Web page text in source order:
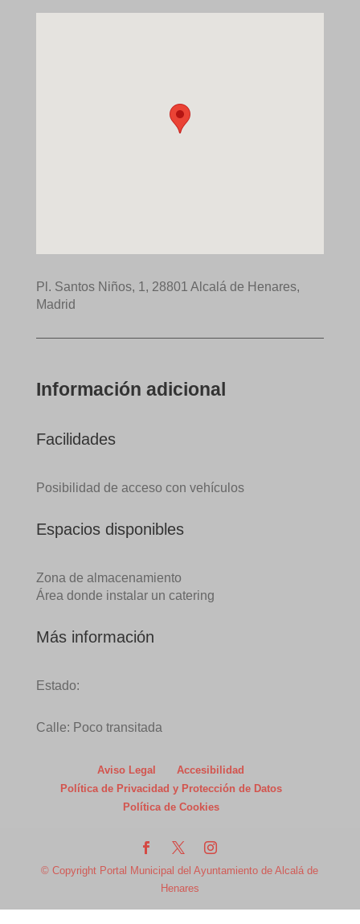
Pl. Santos Niños, 1, 28801 Alcalá de Henares,
Madrid
Información adicional
Facilidades
Posibilidad de acceso con vehículos
Espacios disponibles
Zona de almacenamiento
Área donde instalar un catering
Más información
Estado:
Calle: Poco transitada
Aviso Legal
Accesibilidad
Política de Privacidad y Protección de Datos
Política de Cookies
© Copyright Portal Municipal del Ayuntamiento de Alcalá de
Henares